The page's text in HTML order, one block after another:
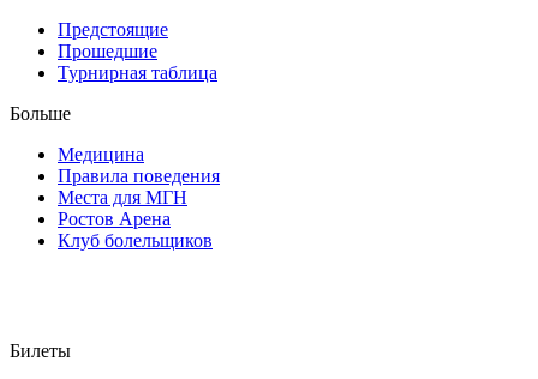
Предстоящие
Прошедшие
Турнирная таблица
Больше
Медицина
Правила поведения
Места для МГН
Ростов Арена
Клуб болельщиков
Билеты